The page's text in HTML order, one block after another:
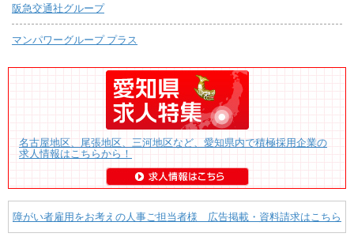
阪急交通社グループ
マンパワーグループ プラス
名古屋地区、尾張地区、三河地区など、愛知県内で積極採用企業の
求人情報はこちらから！
障がい者雇用をお考えの人事ご担当者様 広告掲載・資料請求はこちら